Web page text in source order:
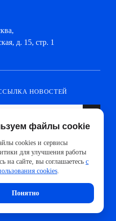
д. 15, стр. 1
НОВОСТЕЙ
от ведущих производителей и
АйДистрибьют
файлы cookie
cookies и сервисы
для улучшения работы
на сайте, вы соглашаетесь с
cookies.
Понятно